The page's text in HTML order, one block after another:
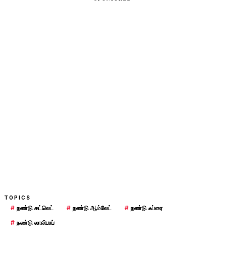
TOPICS
# நண்டு கட்லெட் # நண்டு ஆம்லேட் # நண்டு ஃப்ரை
# நண்டு லாலிபாப்